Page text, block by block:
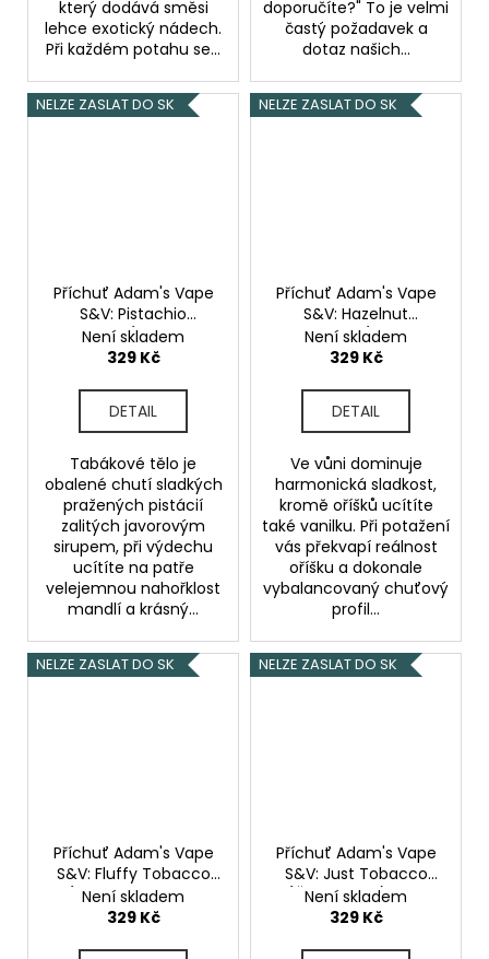
který dodává směsi
lehce exotický nádech.
Při každém potahu se...
doporučíte?" To je velmi
častý požadavek a
dotaz našich...
NELZE ZASLAT DO SK
Příchuť Adam's Vape
S&V: Pistachio
Tobacco (Pistáciový
tabák s mandlemi a
Není skladem
329 Kč
DETAIL
Tabákové tělo je
obalené chutí sladkých
pražených pistácií
zalitých javorovým
sirupem, při výdechu
ucítíte na patře
velejemnou nahořklost
mandlí a krásný...
NELZE ZASLAT DO SK
Příchuť Adam's Vape
S&V: Hazelnut
Tobacco (Jemný
tabák s lískovým
Není skladem
329 Kč
DETAIL
Ve vůni dominuje
harmonická sladkost,
kromě oříšků ucítíte
také vanilku. Při potažení
vás překvapí reálnost
oříšku a dokonale
vybalancovaný chuťový
profil...
NELZE ZASLAT DO SK
Příchuť Adam's Vape
S&V: Fluffy Tobacco
(Sladká tabáková
směs) 10ml
Není skladem
329 Kč
NELZE ZASLAT DO SK
Příchuť Adam's Vape
S&V: Just Tobacco
(Čistý tabák) 10ml
Není skladem
329 Kč